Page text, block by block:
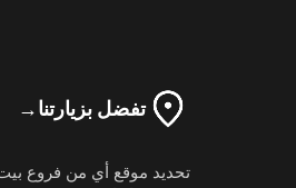
تفضل بزيارتنا→
تحديد موقع أي من فروع